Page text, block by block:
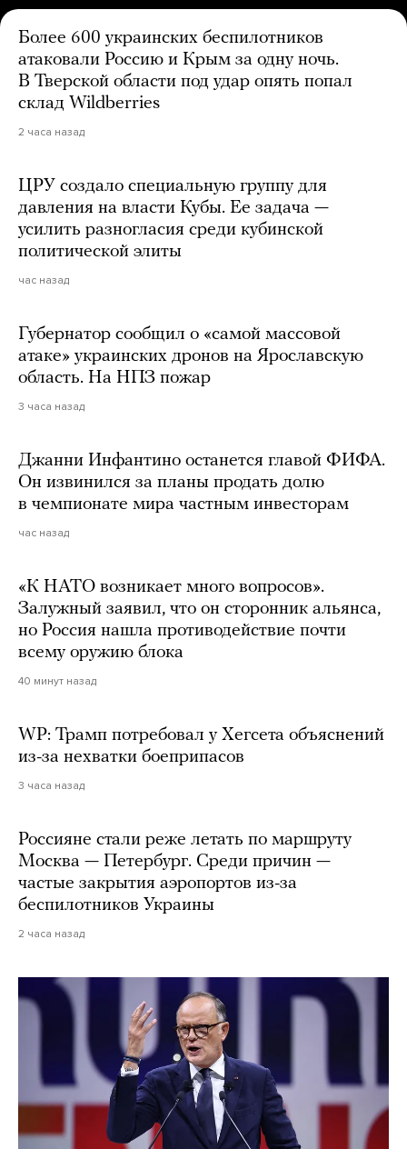
Более 600 украинских беспилотников
атаковали Россию и Крым за одну ночь.
В Тверской области под удар опять попал
склад Wildberries
2 часа назад
ЦРУ создало специальную группу для
давления на власти Кубы. Ее задача —
усилить разногласия среди кубинской
политической элиты
час назад
Губернатор сообщил о «самой массовой
атаке» украинских дронов на Ярославскую
область. На НПЗ пожар
3 часа назад
Джанни Инфантино останется главой ФИФА.
Он извинился за планы продать долю
в чемпионате мира частным инвесторам
час назад
«К НАТО возникает много вопросов».
Залужный заявил, что он сторонник альянса,
но Россия нашла противодействие почти
всему оружию блока
40 минут назад
WP: Трамп потребовал у Хегсета объяснений
из-за нехватки боеприпасов
3 часа назад
Россияне стали реже летать по маршруту
Москва — Петербург. Среди причин —
частые закрытия аэропортов из-за
беспилотников Украины
2 часа назад